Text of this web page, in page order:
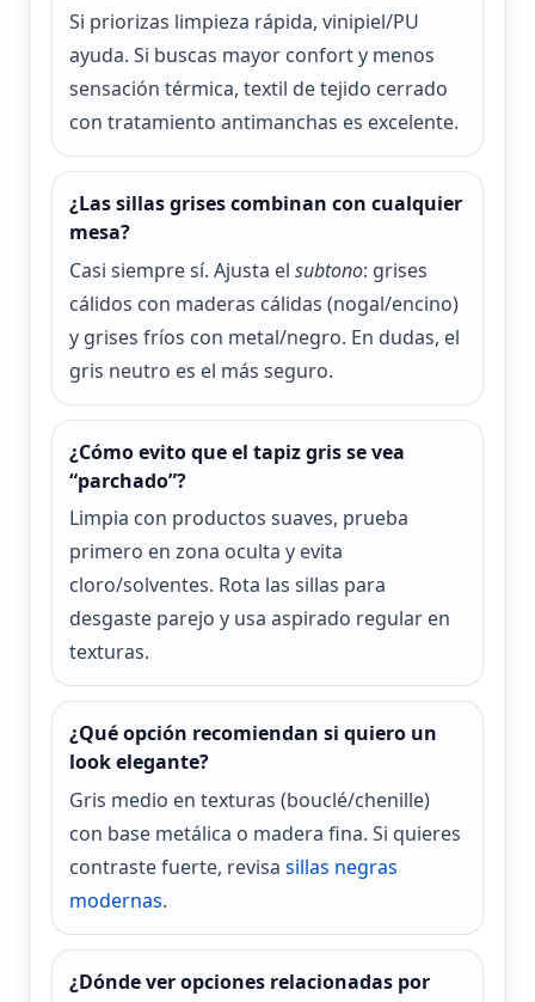
Si priorizas limpieza rápida, vinipiel/PU
ayuda. Si buscas mayor confort y menos
sensación térmica, textil de tejido cerrado
con tratamiento antimanchas es excelente.
¿Las sillas grises combinan con cualquier
mesa?
Casi siempre sí. Ajusta el subtono: grises
cálidos con maderas cálidas (nogal/encino)
y grises fríos con metal/negro. En dudas, el
gris neutro es el más seguro.
¿Cómo evito que el tapiz gris se vea
“parchado”?
Limpia con productos suaves, prueba
primero en zona oculta y evita
cloro/solventes. Rota las sillas para
desgaste parejo y usa aspirado regular en
texturas.
¿Qué opción recomiendan si quiero un
look elegante?
Gris medio en texturas (bouclé/chenille)
con base metálica o madera fina. Si quieres
contraste fuerte, revisa sillas negras
modernas.
¿Dónde ver opciones relacionadas por